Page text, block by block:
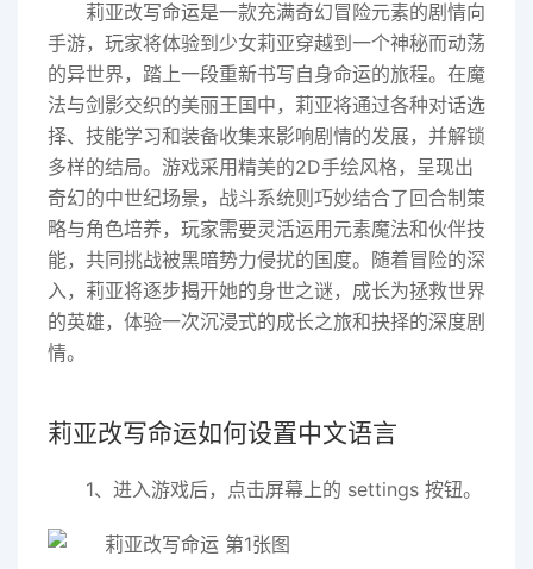
莉亚改写命运是一款充满奇幻冒险元素的剧情向
手游，玩家将体验到少女莉亚穿越到一个神秘而动荡
的异世界，踏上一段重新书写自身命运的旅程。在魔
法与剑影交织的美丽王国中，莉亚将通过各种对话选
择、技能学习和装备收集来影响剧情的发展，并解锁
多样的结局。游戏采用精美的2D手绘风格，呈现出
奇幻的中世纪场景，战斗系统则巧妙结合了回合制策
略与角色培养，玩家需要灵活运用元素魔法和伙伴技
能，共同挑战被黑暗势力侵扰的国度。随着冒险的深
入，莉亚将逐步揭开她的身世之谜，成长为拯救世界
的英雄，体验一次沉浸式的成长之旅和抉择的深度剧
情。
莉亚改写命运如何设置中文语言
1、进入游戏后，点击屏幕上的 settings 按钮。